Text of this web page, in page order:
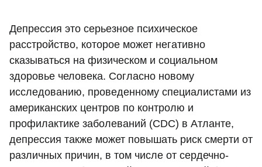
Депрессия это серьезное психическое
расстройство, которое может негативно
сказываться на физическом и социальном
здоровье человека. Согласно новому
исследованию, проведенному специалистами из
американских центров по контролю и
профилактике заболеваний (CDC) в Атланте,
депрессия также может повышать риск смерти от
различных причин, в том числе от сердечно-